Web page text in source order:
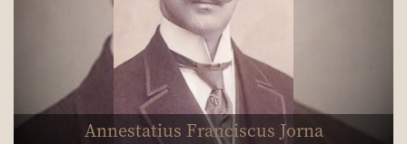
Annestatius Franciscus Jorna